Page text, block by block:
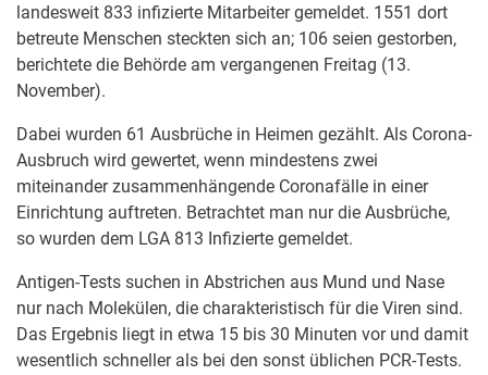
landesweit 833 infizierte Mitarbeiter gemeldet. 1551 dort
betreute Menschen steckten sich an; 106 seien gestorben,
berichtete die Behörde am vergangenen Freitag (13.
November).
Dabei wurden 61 Ausbrüche in Heimen gezählt. Als Corona-
Ausbruch wird gewertet, wenn mindestens zwei
miteinander zusammenhängende Coronafälle in einer
Einrichtung auftreten. Betrachtet man nur die Ausbrüche,
so wurden dem LGA 813 Infizierte gemeldet.
Antigen-Tests suchen in Abstrichen aus Mund und Nase
nur nach Molekülen, die charakteristisch für die Viren sind.
Das Ergebnis liegt in etwa 15 bis 30 Minuten vor und damit
wesentlich schneller als bei den sonst üblichen PCR-Tests.